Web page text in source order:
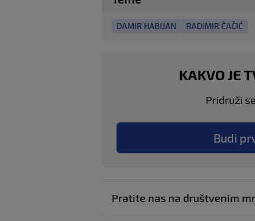
DAMIR HABIJAN RADIMIR ČAČIĆ
KAKVO JE
Pridruži
Budi
Pratite nas na društvenim